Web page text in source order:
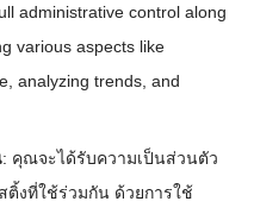
administrative control along
various aspects like
analyzing trends, and
: คุณจะได้รับความเป็นส่วนตัว
ติ้งที่ใช้ร่วมกัน ด้วยการใช้